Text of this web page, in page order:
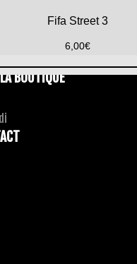
Fifa Street 3
6,00€
BOUTIQUE